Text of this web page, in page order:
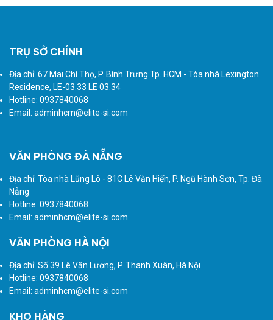
TRỤ SỞ CHÍNH
Địa chỉ: 67 Mai Chí Thọ, P. Bình Trưng Tp. HCM - Tòa nhà Lexington
Residence, LE-03.33 LE 03.34
Hotline: 0937840068
Email: adminhcm@elite-si.com
VĂN PHÒNG ĐÀ NẴNG
Địa chỉ: Tòa nhà Lũng Lô - 81C Lê Văn Hiến, P. Ngũ Hành Sơn, Tp. Đà
Nẵng
Hotline: 0937840068
Email: adminhcm@elite-si.com
VĂN PHÒNG HÀ NỘI
Địa chỉ: Số 39 Lê Văn Lương, P. Thanh Xuân, Hà Nội
Hotline: 0937840068
Email: adminhcm@elite-si.com
KHO HÀNG